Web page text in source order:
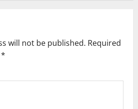
will not be published. Required
*